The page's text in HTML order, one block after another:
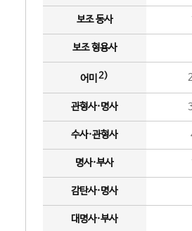
보조 동사
보조 형용사
어미 2)
관형사·명사
수사·관형사
명사·부사
감탄사·명사
대명사·부사